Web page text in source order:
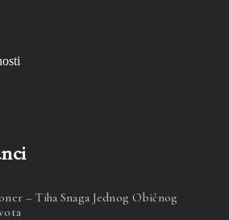
– Tiha Snaga Jednog Običnog